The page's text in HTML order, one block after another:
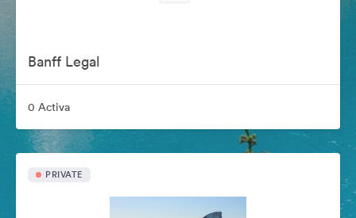
Banff Legal
0 Activa
PRIVATE